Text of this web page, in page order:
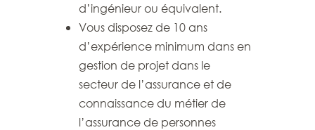
d’ingénieur ou équivalent.
Vous disposez de 10 ans
d’expérience minimum dans en
gestion de projet dans le
secteur de l’assurance et de
connaissance du métier de
l’assurance de personnes